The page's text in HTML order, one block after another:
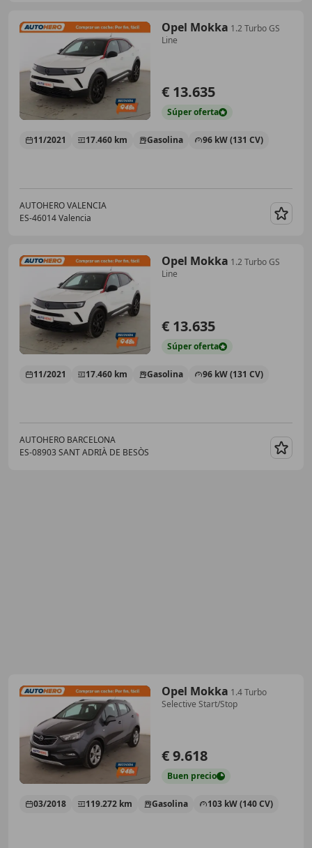
Opel Mokka 1.2 Turbo GS
Line
€ 13.635
Súperoferta
11/2021 17.460 km Gasolina 96 kW (131 CV)
AUTOHERO VALENCIA
ES-46014 Valencia
Opel Mokka 1.2 Turbo GS
Line
€ 13.635
Súperoferta
11/2021 17.460 km Gasolina 96 kW (131 CV)
AUTOHERO BARCELONA
ES-08903 SANT ADRIÀ DE BESÒS
Opel Mokka 1.4 Turbo
Selective Start/Stop
€ 9.618
Buen precio
03/2018 119.272 km Gasolina 103 kW (140 CV)